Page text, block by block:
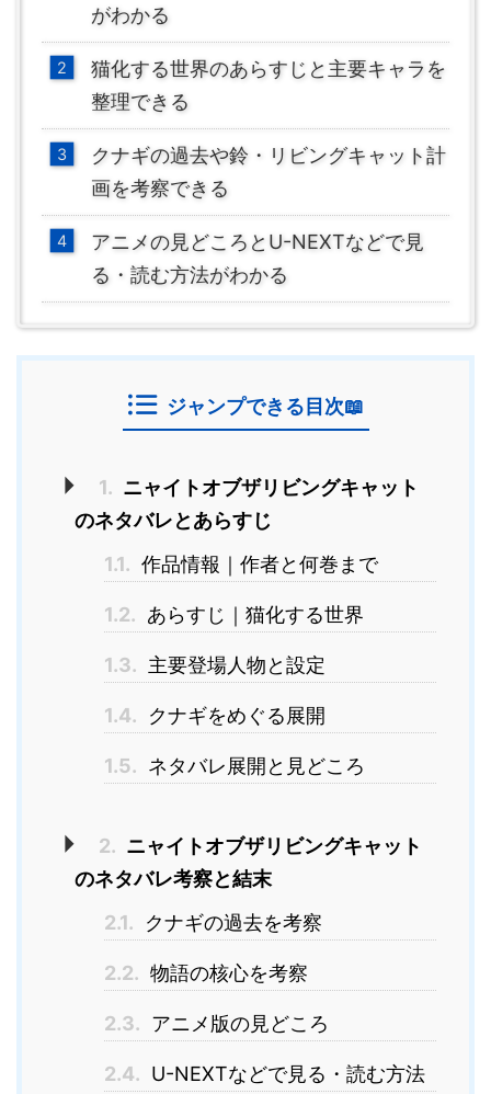
がわかる
猫化する世界のあらすじと主要キャラを
整理できる
クナギの過去や鈴・リビングキャット計
画を考察できる
アニメの見どころとU-NEXTなどで見
る・読む方法がわかる
ジャンプできる目次📖
1. ニャイトオブザリビングキャット
のネタバレとあらすじ
1.1. 作品情報｜作者と何巻まで
1.2. あらすじ｜猫化する世界
1.3. 主要登場人物と設定
1.4. クナギをめぐる展開
1.5. ネタバレ展開と見どころ
2. ニャイトオブザリビングキャット
のネタバレ考察と結末
2.1.
クナギの過去を考察
2.2. 物語の核心を考察
2.3. アニメ版の見どころ
2.4. U-NEXTなどで見る・読む方法